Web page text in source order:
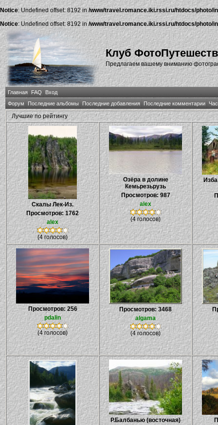
Notice: Undefined offset: 8192 in /www/travel.romance.iki.rssi.ru/htdocs/photo/
Notice: Undefined offset: 8192 in/www/travel.romance.iki.rssi.ru/htdocs/photo/
Клуб
Предлагаем вашему вниманию
Главная FAQ
Вход
Форум
Последние альбомы Последние добавления Последние комментарии
Лучшие по рейтингу
Скалы Лек-Из.
Просмотров: 1762
alex
(4 голосов)
Озёра в долине
Кемьрезьрузь
Просмотров: 987
alex
(4 голосов)
Просмотров: 256
pdalin
(4 голосов)
Просмотров: 3468
algama
(4 голосов)
Р.Балбанью (восточная)